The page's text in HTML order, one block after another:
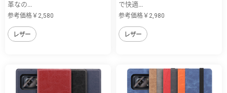
革なの...
参考価格￥2,580
レザー
で快適...
参考価格￥2,980
レザー